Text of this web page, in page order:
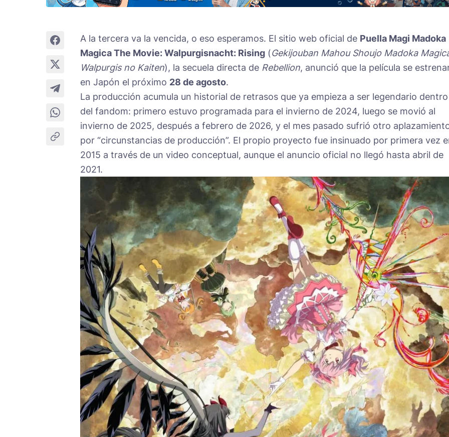
A la tercera va la vencida, o eso esperamos. El sitio web oficial de Puella Magi Madoka
Magica The Movie: Walpurgisnacht: Rising (Gekijouban Mahou Shoujo Madoka
Walpurgis no Kaiten), la secuela directa de Rebellion, anunció que la película se
en Japón el próximo 28 de agosto.
La producción acumula un historial de retrasos que ya empieza a ser legendario dentro
del fandom: primero estuvo programada para el invierno de 2024, luego se movió al
invierno de 2025, después a febrero de 2026, y el mes pasado sufrió otro
por “circunstancias de producción”. El propio proyecto fue insinuado por primera vez
2015 a través de un video conceptual, aunque el anuncio oficial no llegó hasta abril de
2021.